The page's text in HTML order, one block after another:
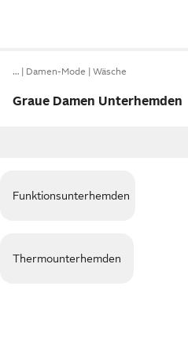
… Damen-Mode Wäsche
Graue Damen Unterhemden
Funktionsunterhemden
Thermounterhemden